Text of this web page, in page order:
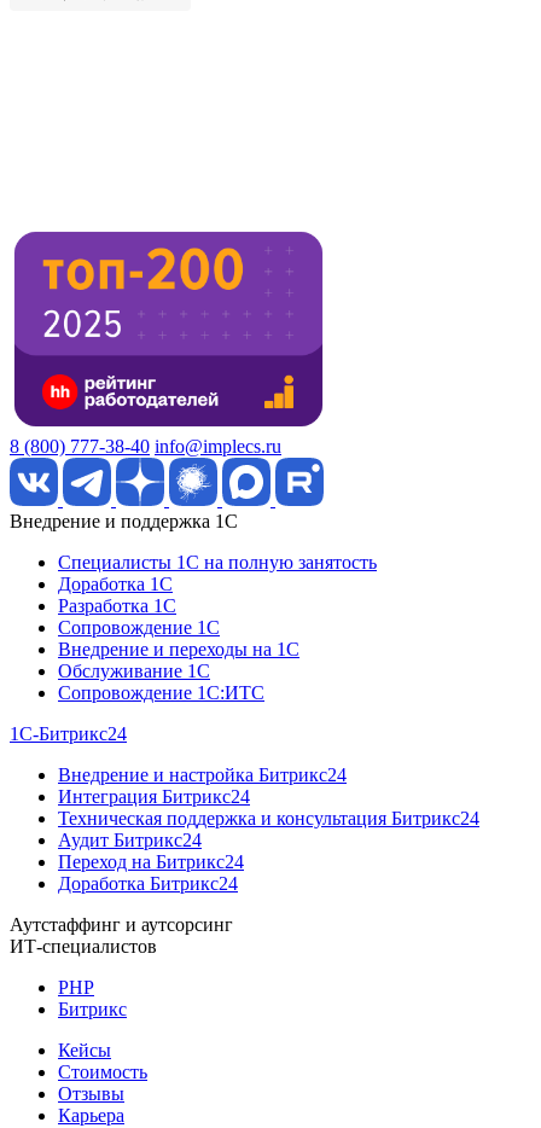
8 (800) 777-38-40 info@implecs.ru
Внедрение и поддержка 1C
Специалисты 1C на полную занятость
Доработка 1C
Разработка 1C
Сопровождение 1C
Внедрение и переходы на 1C
Обслуживание 1C
Сопровождение 1C:ИТС
1С-Битрикс24
Внедрение и настройка Битрикс24
Интеграция Битрикс24
Техническая поддержка и консультация Битрикс24
Аудит Битрикс24
Переход на Битрикс24
Доработка Битрикс24
Аутстаффинг и аутсорсинг
ИТ-специалистов
PHP
Битрикс
Кейсы
Стоимость
Отзывы
Карьера